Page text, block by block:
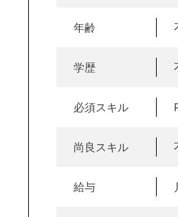
年齢
学歴
必須スキル
尚良スキル
給与